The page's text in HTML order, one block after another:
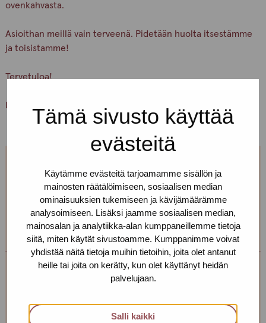
Tämä sivusto käyttää
evästeitä
Käytämme evästeitä tarjoamamme sisällön ja
mainosten räätälöimiseen, sosiaalisen median
ominaisuuksien tukemiseen ja kävijämäärämme
analysoimiseen. Lisäksi jaamme sosiaalisen median,
mainosalan ja analytiikka-alan kumppaneillemme tietoja
siitä, miten käytät sivustoamme. Kumppanimme voivat
yhdistää näitä tietoja muihin tietoihin, joita olet antanut
heille tai joita on kerätty, kun olet käyttänyt heidän
palvelujaan.
Salli kaikki
ovenkahvasta.
Asioithan meillä vain terveenä. Pidetään huolta itsestämme
ja toisistamme!
Tervetuloa!
Jos et pääse paikalle, mutta haluaisit
tavata, niin ota yhteyttä!
Voimme sopia sinulle sopivan ajan ja paikan!
Helsingin toimipiste
+358 (0)40 650 3705